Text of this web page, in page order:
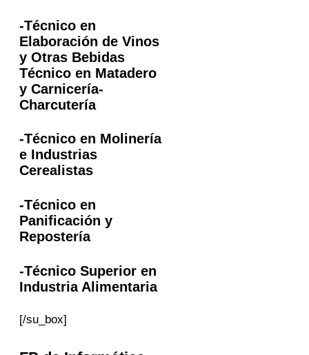
-Técnico en
Elaboración de Vinos
y Otras Bebidas
Técnico en Matadero
y Carnicería-
Charcutería
-Técnico en Molinería
e Industrias
Cerealistas
-Técnico en
Panificación y
Repostería
-Técnico Superior en
Industria Alimentaria
[/su_box]